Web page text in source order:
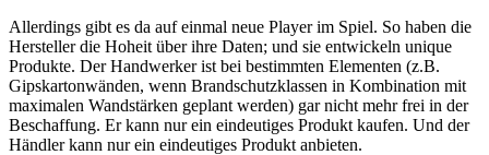
Allerdings gibt es da auf einmal neue Player im Spiel. So haben die
Hersteller die Hoheit über ihre Daten; und sie entwickeln unique
Produkte. Der Handwerker ist bei bestimmten Elementen (z.B.
Gipskartonwänden, wenn Brandschutzklassen in Kombination mit
maximalen Wandstärken geplant werden) gar nicht mehr frei in der
Beschaffung. Er kann nur ein eindeutiges Produkt kaufen. Und der
Händler kann nur ein eindeutiges Produkt anbieten.